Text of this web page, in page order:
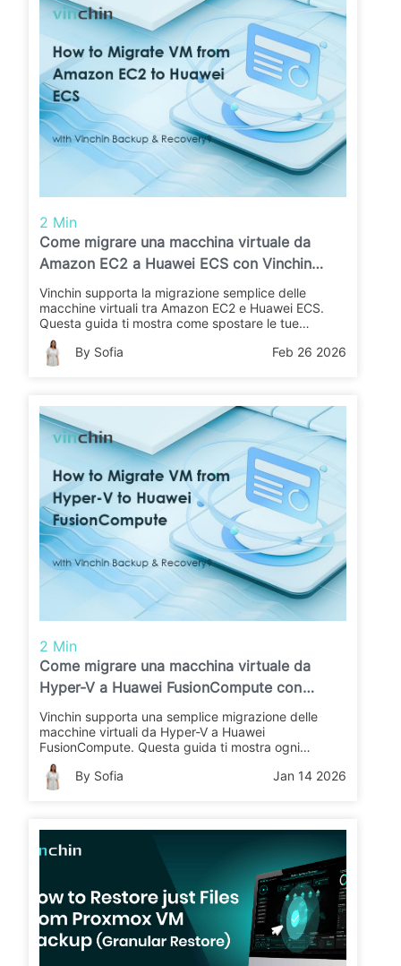
2 Min
Come migrare una macchina virtuale da
Amazon EC2 a Huawei ECS con Vinchin
Backup & Recovery?
Vinchin supporta la migrazione semplice delle
macchine virtuali tra Amazon EC2 e Huawei ECS.
Questa guida ti mostra come spostare le tue
macchine virtuali passo dopo passo per migliorare il
ripristino di emergenza e la strategia cloud.
By Sofia Feb 26 2026
2 Min
Come migrare una macchina virtuale da
Hyper-V a Huawei FusionCompute con
Vinchin Backup & Recovery?
Vinchin supporta una semplice migrazione delle
macchine virtuali da Hyper-V a Huawei
FusionCompute. Questa guida ti mostra ogni
passaggio per un trasferimento senza intoppi.
Scopri come Vinchin rende il processo rapido e
sicuro.
By Sofia Jan 14 2026